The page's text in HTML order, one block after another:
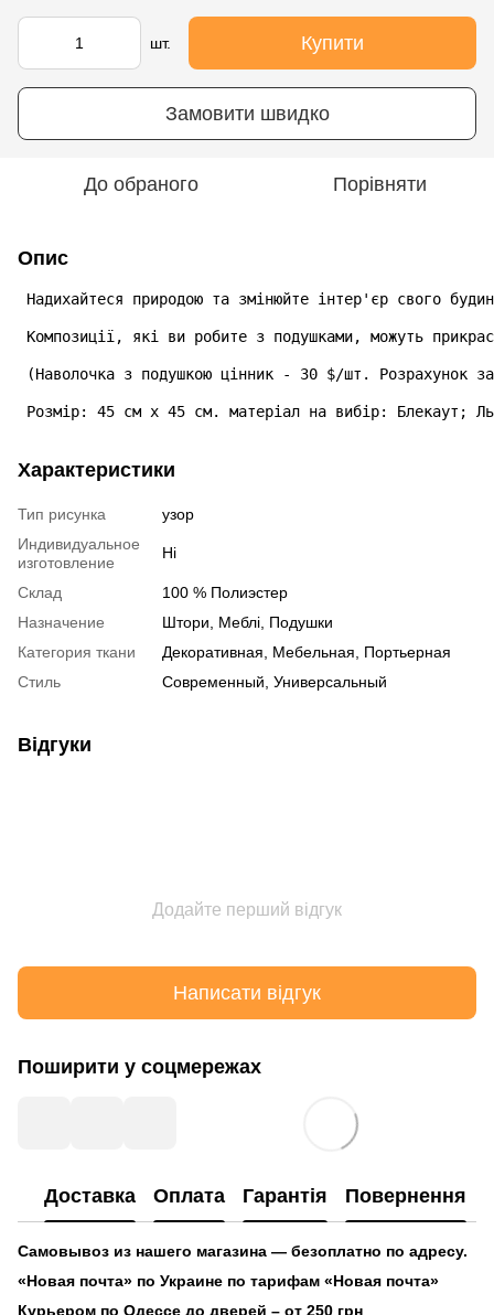
шт. Купити
Замовити швидко
До обраного Порівняти
Опис
Надихайтеся природою та змінюйте інтер'єр свого
Композиції, які ви робите з подушками, можуть
(Наволочка з подушкою цінник - 30 $/шт. Розрахунок
Розмір: 45 см х 45 см. матеріал на вибір: Блекаут;
Характеристики
Тип рисунка
узор
Индивидуальное
изготовление
Ні
Склад
100 % Полиэстер
Назначение
Штори, Меблі, Подушки
Категория ткани
Декоративная, Мебельная, Портьерная
Стиль
Современный, Универсальный
Відгуки
Додайте перший відгук
Написати відгук
Поширити у соцмережах
Доставка Оплата Гарантія Повернення
Самовывоз из нашего магазина — безоплатно по адресу.
«Новая почта» по Украине по тарифам «Новая почта»
Курьером по Одессе до дверей – от 250 грн